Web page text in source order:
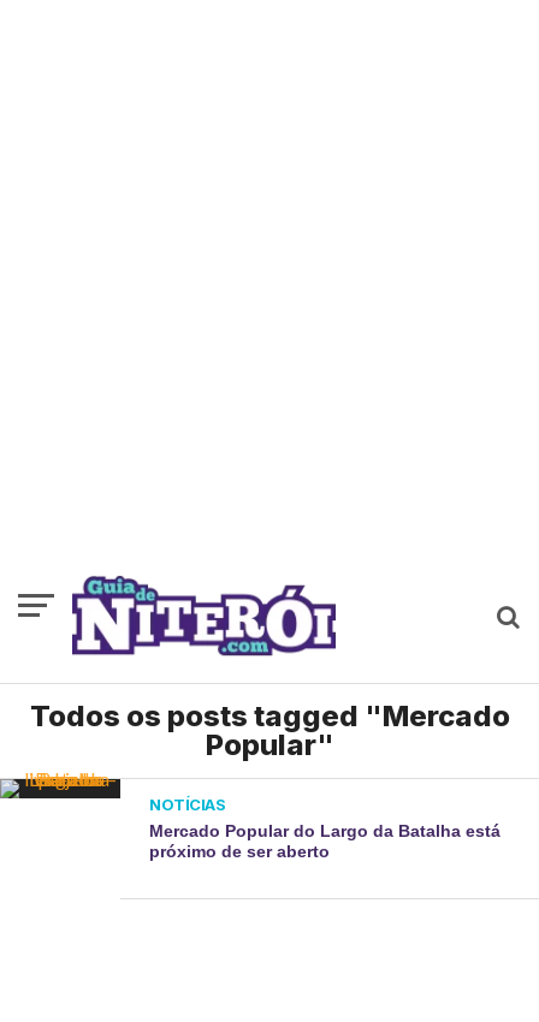
Todos os posts tagged "Mercado
Popular"
NOTÍCIAS
Mercado Popular do Largo da Batalha está
próximo de ser aberto